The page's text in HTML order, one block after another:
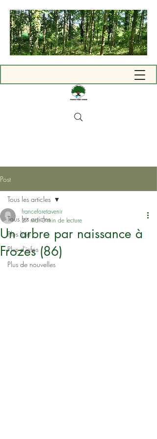
Post
Tous les articles
Plus loin
Plus d'infos
Plus de nouvelles
Tous les articles
Un arbre par naissance à
Frozes (86)
franceforetavenir
27 mai 0 min de lecture